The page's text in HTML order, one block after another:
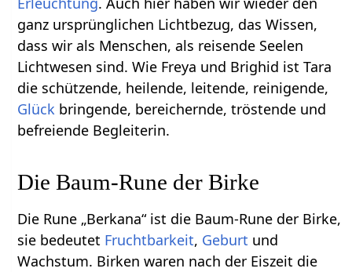
ganz ursprünglichen Lichtbezug, das Wissen,
dass wir als Menschen, als reisende Seelen
Lichtwesen sind. Wie Freya und Brighid ist Tara
die schützende, heilende, leitende, reinigende,
Glück bringende, bereichernde, tröstende und
befreiende Begleiterin.
Die Baum-Rune der Birke
Die Rune „Berkana“ ist die Baum-Rune der Birke,
sie bedeutet Fruchtbarkeit, Geburt und
Wachstum. Birken waren nach der Eiszeit die